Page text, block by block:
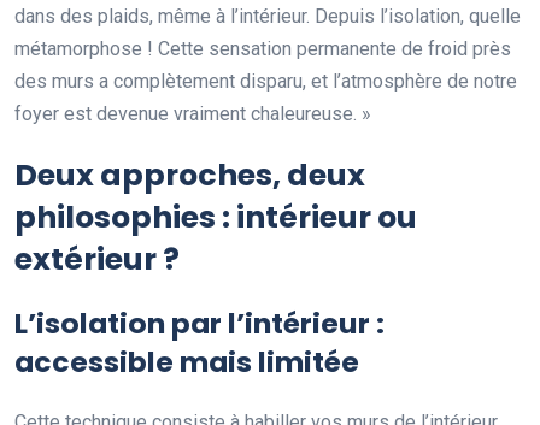
dans des plaids, même à l’intérieur. Depuis l’isolation, quelle
métamorphose ! Cette sensation permanente de froid près
des murs a complètement disparu, et l’atmosphère de notre
foyer est devenue vraiment chaleureuse. »
Deux approches, deux
philosophies : intérieur ou
extérieur ?
L’isolation par l’intérieur :
accessible mais limitée